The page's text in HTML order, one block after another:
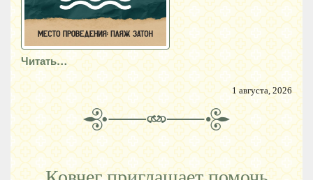
Читать…
1 августа, 2026